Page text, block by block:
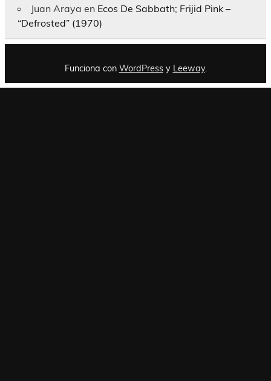
Juan Araya en Ecos De Sabbath; Frijid Pink –
“Defrosted” (1970)
Funciona con WordPressy Leeway.